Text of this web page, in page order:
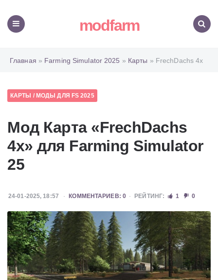
modfarm
Главная » Farming Simulator 2025 » Карты » FrechDachs 4x
КАРТЫ / МОДЫ ДЛЯ FS 2025
Мод Карта «FrechDachs
4x» для Farming Simulator
25
24-01-2025, 18:57 КОММЕНТАРИЕВ: 0 РЕЙТИНГ: 1 0